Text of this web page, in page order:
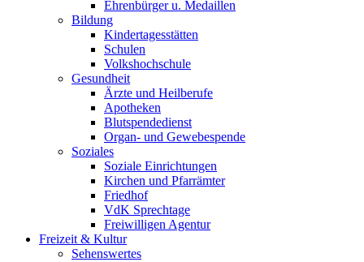
Ehrenbürger u. Medaillen
Bildung
Kindertagesstätten
Schulen
Volkshochschule
Gesundheit
Ärzte und Heilberufe
Apotheken
Blutspendedienst
Organ- und Gewebespende
Soziales
Soziale Einrichtungen
Kirchen und Pfarrämter
Friedhof
VdK Sprechtage
Freiwilligen Agentur
Freizeit & Kultur
Sehenswertes